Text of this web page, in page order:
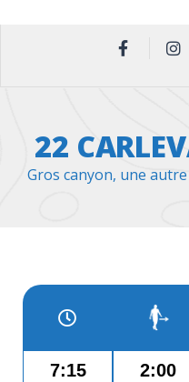
22
Gros canyon, une
7:15 2:00